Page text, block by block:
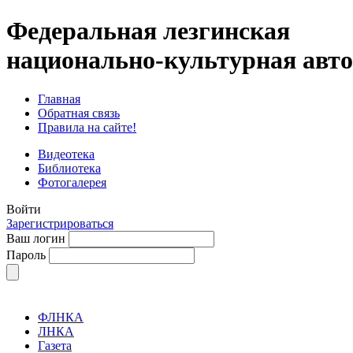
Федеральная лезгинская
национально-культурная
Главная
Обратная связь
Правила на сайте!
Видеотека
Библиотека
Фотогалерея
Войти
Зарегистрироваться
Ваш логин
Пароль
ФЛНКА
ЛНКА
Газета